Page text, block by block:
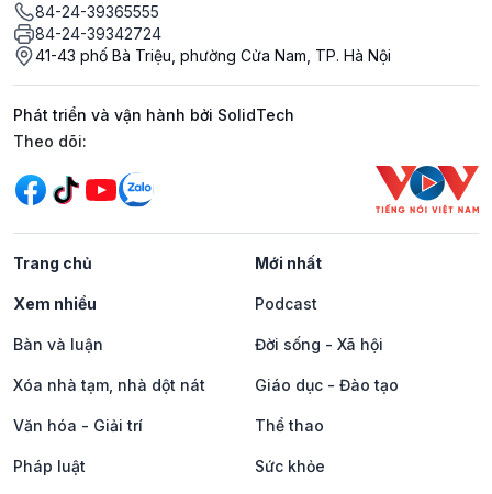
84-24-39365555
84-24-39342724
41-43 phố Bà Triệu, phường Cửa Nam, TP. Hà Nội
Phát triển và vận hành bởi SolidTech
Mạng xã hội
Theo dõi:
Trang chủ Mới nhất
Xem nhiều Podcast
Bàn và luận Đời sống - Xã hội
Xóa nhà tạm, nhà dột nát Giáo dục - Đào tạo
Văn hóa - Giải trí Thể thao
Pháp luật Sức khỏe